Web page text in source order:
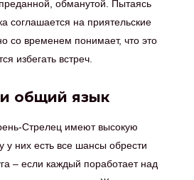
обманутой. Пытаясь
соглашается на приятельские
со временем понимает, что это
избегать встреч.
общий язык
Стрелец имеют высокую
у них есть все шансы обрести
– если каждый поработает над